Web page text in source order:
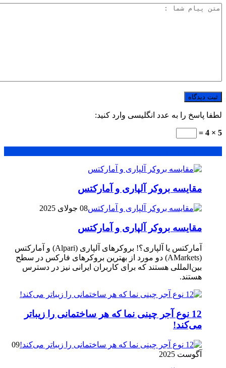
لطفا پاسخ را به عدد انگلیسی وارد کنید:
5 × 4 =
مقایسه بروکر آلپاری و آمارکتس
08 جولای 2025
مقایسه بروکر آلپاری و آمارکتس
آمارکتس یا آلپاری؟! بروکرهای آلپاری (Alpari) و آمارکتس
(AMarkets) دو مورد از بهترین بروکرهای فارکس در سطح
بین‌المللی هستند که برای کاربران ایرانی نیز در دسترس
هستند.
12 نوع آجر چینی نما که هر ساختمانی را زیباتر
می‌کند!
09
آگوست 2025